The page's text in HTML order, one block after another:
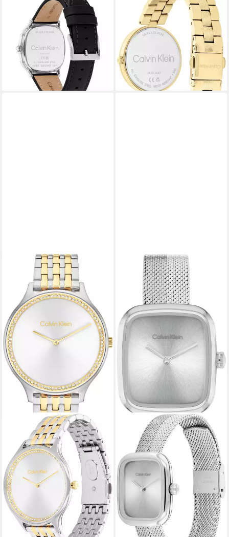
Quarzuhr CK SHAPE
25200577, Armbanduhr,
Damenuhr, Herrenuhr,
Lederarmband, analog
119,00 €
lieferbar in 6 Wochen
Quarzuhr TIMELESS
25100014, Armbanduhr,
Damenuhr, Mineralglas,
Edelstahlarmband
181,10 €
lieferbar - in 1-2 Werktagen bei dir